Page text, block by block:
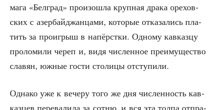
ма­га «Бел­град» про­изо­шла круп­ная дра­ка оре­хов­
ских с азер­бай­джан­ца­ми, кото­рые отка­за­лись пла­
тить за про­иг­рыш в напёрст­ки. Одно­му кав­каз­цу
про­ло­ми­ли череп и, видя чис­лен­ное пре­иму­ще­ство
сла­вян, южные гости сто­ли­цы отступили.
Одна­ко уже к вече­ру того же дня чис­лен­ность кав­
каз­цев пере­ва­ли­ла за сот­ню, и вся эта тол­па отпра­